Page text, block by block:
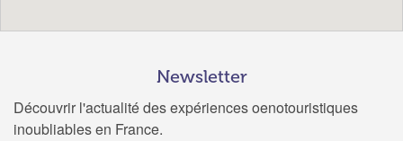
Newsletter
Découvrir l'actualité des expériences oenotouristiques
inoubliables en France.